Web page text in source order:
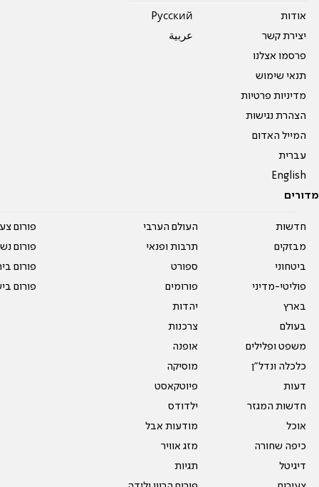
אודות
יצירת קשר
פרסמו אצלנו
תנאי שימוש
מדיניות פרטיות
הצהרת נגישות
המייל האדום
עברית
English
Pусский
عربية
מדורים
חדשות
מבזקים
ביטחוני
פוליטי-מדיני
בארץ
בעולם
משפט ופלילים
כלכלה ונדל"ן
דעות
חדשות המגזר
אוכל
כיפה שחורה
דיגיטל
העולם הערבי
תרבות ופנאי
ספורט
פורומים
יהדות
צרכנות
אופנה
מוסיקה
פיוטקאסט
ילדודס
מודעות אבל
מזג אוויר
תגיות
פורום
פורום
פורום
פורום